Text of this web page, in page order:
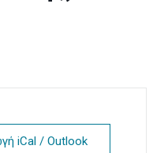
iCal / Outlook